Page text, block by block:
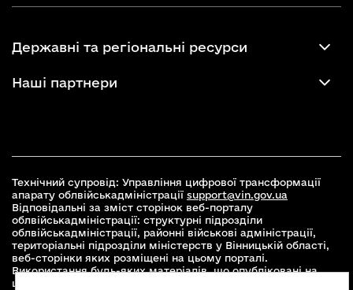
Державні та регіональні ресурси
Наші партнери
Технічний супровід: Управління цифрової трансформації
апарату облвійськадміністрації support@vin.gov.ua
Відповідальні за зміст сторінок веб-порталу
облвійськадміністрації: структурні підрозділи
облвійськадміністрації, районні військові адміністрації,
територіальні підрозділи міністерств у Вінницькій області,
веб-сторінки яких розміщені на цьому порталі.
Використання будь-яких матеріалів, що опубліковані на
цьому сайті, дозволяється при умові зазначення посилання